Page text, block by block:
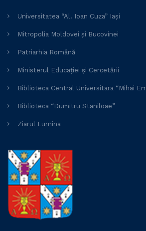
Universitatea “Al. Ioan Cuza” Iași
Mitropolia Moldovei și Bucovinei
Patriarhia Română
Ministerul Educației și Cercetării
Biblioteca Central Universitara “Mihai
Biblioteca “Dumitru Staniloae”
Ziarul Lumina